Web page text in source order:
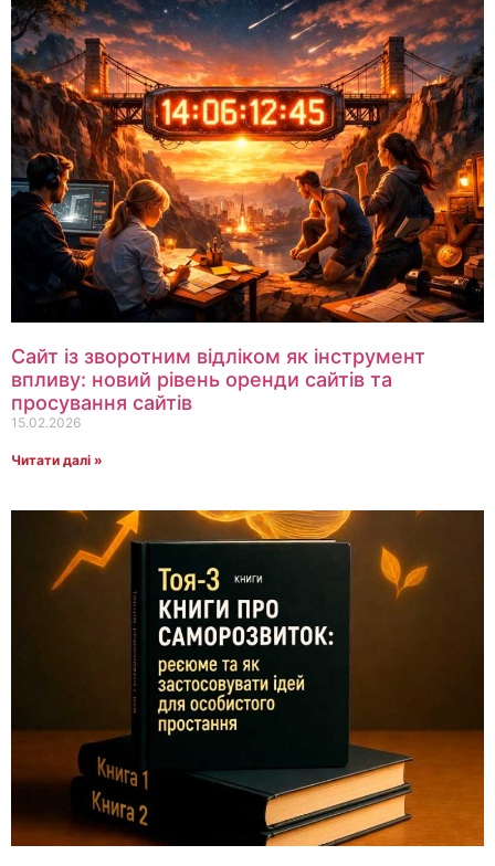
Сайт із зворотним відліком як інструмент
впливу: новий рівень оренди сайтів та
просування сайтів
15.02.2026
Читати далі »